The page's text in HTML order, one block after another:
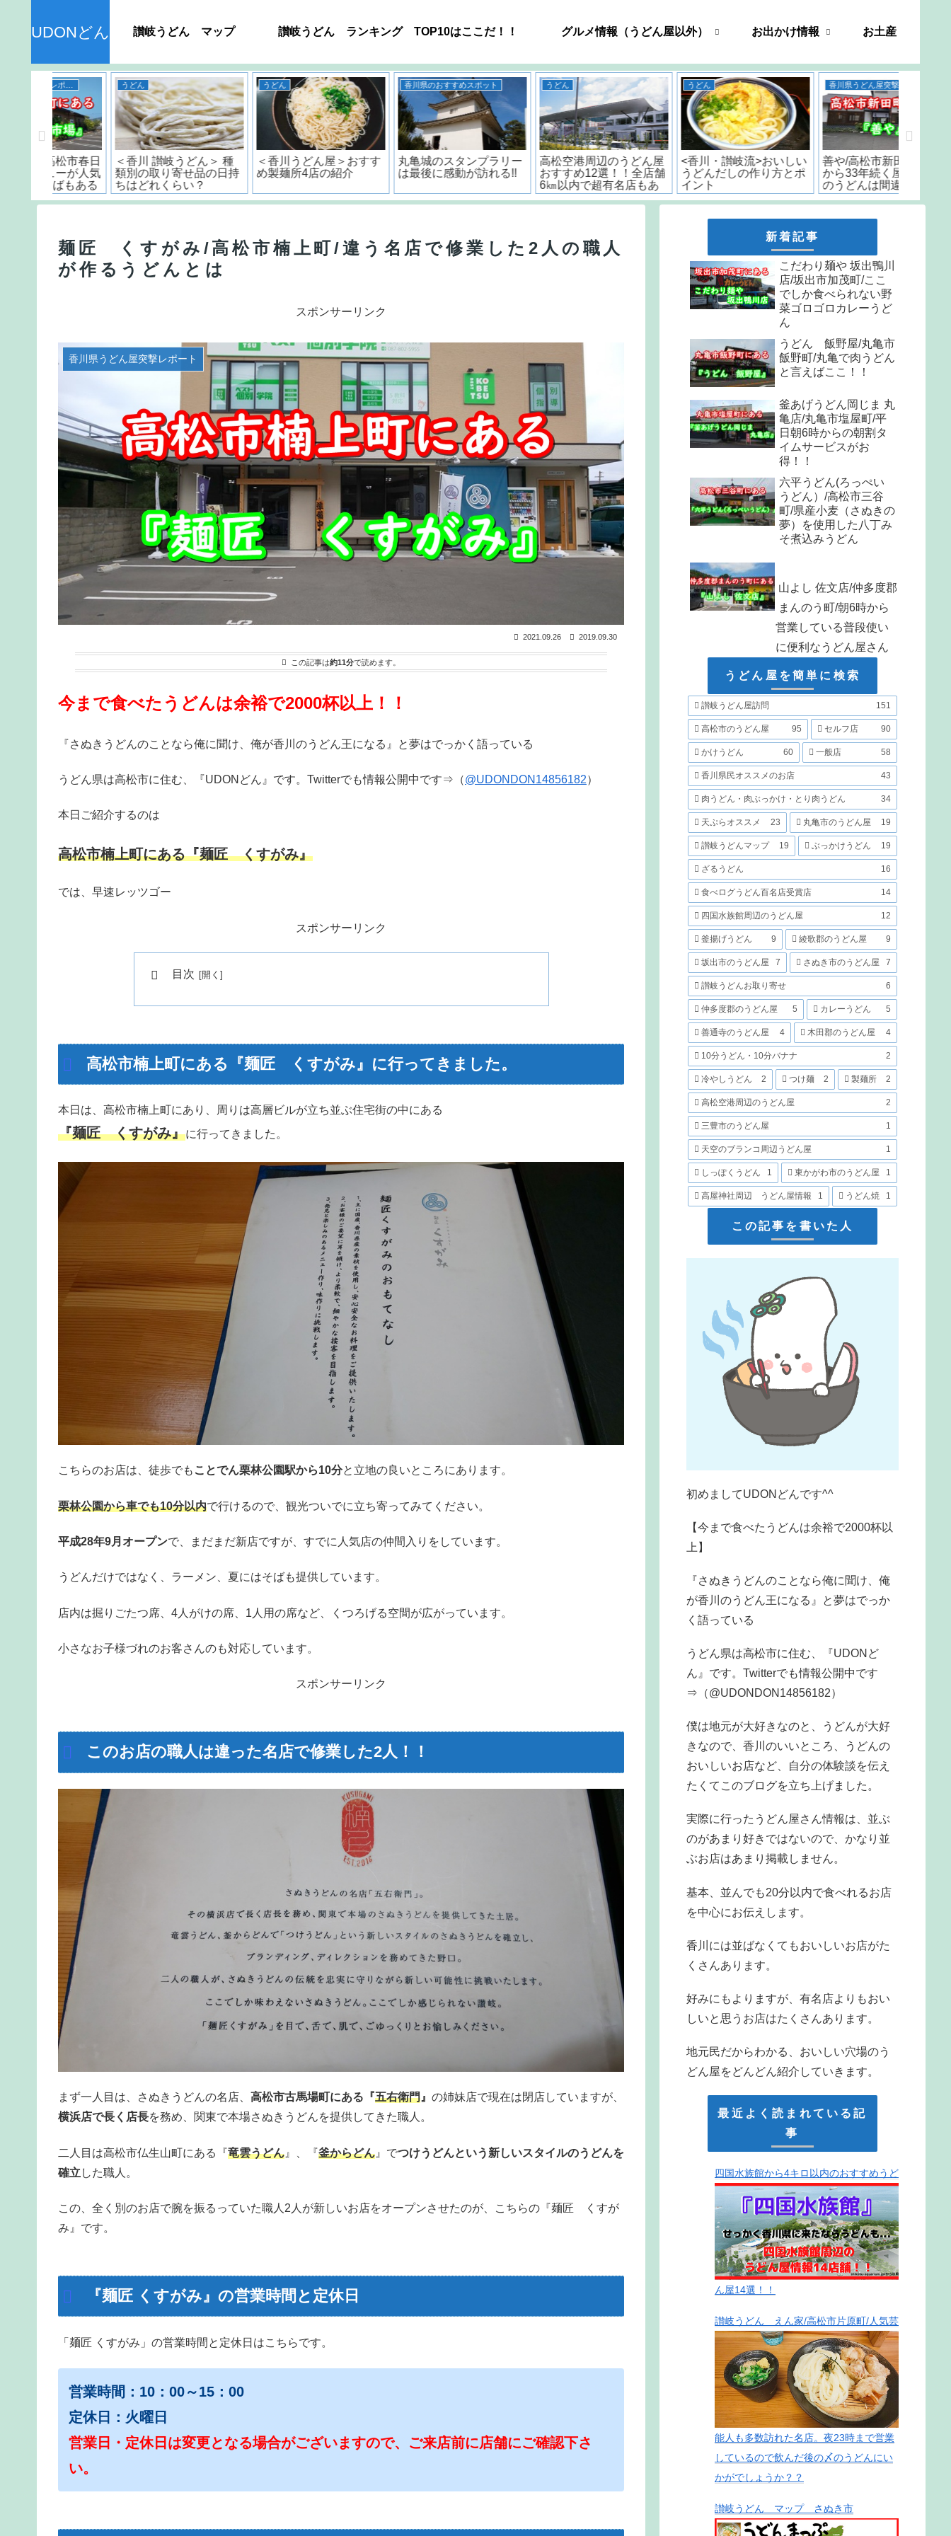
UDONどん 讃岐うどん マップ 讃岐うどん ランキング TOP10はここだ！！ グルメ情報（うどん屋以外） お出かけ情報 お土産
うどん
＜香川うどん屋＞おすす
め製麺所4店の紹介
香川県のおすすめスポット
丸亀城のスタンプラリー
は最後に感動が訪れる!!
うどん
高松空港周辺のうどん屋
おすすめ12選！！全店舗
るよ。
うどん
<香川・讃岐流>おいしい
うどんだしの作り方とポ
香川県うどん屋突撃レポート
善や/高松市新田町/創業
から33年続く屋島の名店
のうどんは間違いない..
うどん
五右衛門 うどん 香川/
「日本一うまいカレーう
どん」と言われた名店の
味をお取り寄せ
天ぷら
麺匠 くすがみ/高松市楠上町/違う名店で修業した2人の職人
が作るうどんとは
スポンサーリンク
香川県うどん屋突撃レポート
2021.09.26 2019.09.30
この記事は約11分で読めます。
今まで食べたうどんは余裕で2000杯以上！！
『さぬきうどんのことなら俺に聞け、俺が香川のうどん王になる』と夢はでっかく語っている
うどん県は高松市に住む、『UDONどん』です。Twitterでも情報公開中です⇒（@UDONDON14856182）
本日ご紹介するのは
高松市楠上町にある『麺匠 くすがみ』
では、早速レッツゴー
スポンサーリンク
目次
高松市楠上町にある『麺匠 くすがみ』に行ってきました。
本日は、高松市楠上町にあり、周りは高層ビルが立ち並ぶ住宅街の中にある
『麺匠 くすがみ』に行ってきました。
こちらのお店は、徒歩でも ことでん栗林公園駅から10分と立地の良いところにあります。
栗林公園から車でも10分以内で行けるので、観光ついでに立ち寄ってみてください。
平成28年9月オープンで、まだまだ新店ですが、すでに人気店の仲間入りをしています。
うどんだけではなく、ラーメン、夏にはそばも提供しています。
店内は掘りごたつ席、4人がけの席、1人用の席など、くつろげる空間が広がっています。
小さなお子様づれのお客さんのも対応しています。
スポンサーリンク
このお店の職人は違った名店で修業した2人！！
まず一人目は、さぬきうどんの名店、 高松市古馬場町にある『五右衛門』 の姉妹店で現在は閉店していますが、
横浜店で長く店長を務め、関東で本場さぬきうどんを提供してきた職人。
二人目は高松市仏生山町にある『竜雲うどん 』、『釜からどん 』でつけうどんという新しいスタイルのうどんを
確立 した職人。
この、全く別のお店で腕を振るっていた職人2人が新しいお店をオープンさせたのが、こちらの『麺匠 くすが
み』です。
『麺匠 くすがみ』の営業時間と定休日
「麺匠 くすがみ」の営業時間と定休日はこちらです。
営業時間：10：00～15：00
定休日：火曜日
営業日・定休日は変更となる場合がございますので、ご来店前に店舗にご確認下さ
い。
新着記事
こだわり麺や 坂出鴨川
店/坂出市加茂町/ここ
でしか食べられない野
菜ゴロゴロカレーうど
ん
うどん 飯野屋/丸亀市
飯野町/丸亀で肉うどん
と言えばここ！！
釜あげうどん岡じま 丸
亀店/丸亀市塩屋町/平
日朝6時からの朝割タ
イムサービスがお
得！！
六平うどん(ろっぺい
うどん）/高松市三谷
町/県産小麦（さぬきの
夢）を使用した八丁み
そ煮込みうどん
山よし 佐文店/仲多度郡
まんのう町/朝6時から
営業している普段使い
に便利なうどん屋さん
うどん屋を簡単に検索
讃岐うどん屋訪問 151
高松市のうどん屋 95 セルフ店 90
かけうどん 60 一般店 58
香川県民オススメのお店 43
肉うどん・肉ぶっかけ・とり肉うどん 34
天ぷらオススメ 23 丸亀市のうどん屋 19
讃岐うどんマップ 19 ぶっかけうどん 19
ざるうどん 16
食べログうどん百名店受賞店 14
四国水族館周辺のうどん屋 12
釜揚げうどん 9 綾歌郡のうどん屋 9
坂出市のうどん屋 7 さぬき市のうどん屋 7
讃岐うどんお取り寄せ 6
仲多度郡のうどん屋 5 カレーうどん 5
善通寺のうどん屋 4 木田郡のうどん屋 4
10分うどん・10分バナナ 2
冷やしうどん 2 つけ麺 2 製麺所 2
高松空港周辺のうどん屋 2
三豊市のうどん屋 1
天空のブランコ周辺うどん屋 1
しっぽくうどん 1 東かがわ市のうどん屋 1
高屋神社周辺 うどん屋情報 1 うどん焼 1
この記事を書いた人
初めましてUDONどんです^^
【今まで食べたうどんは余裕で2000杯以
上】
『さぬきうどんのことなら俺に聞け、俺
が香川のうどん王になる』と夢はでっか
く語っている
うどん県は高松市に住む、『UDONど
ん』です。Twitterでも情報公開中です
⇒（@UDONDON14856182）
僕は地元が大好きなのと、うどんが大好
きなので、香川のいいところ、うどんの
おいしいお店など、自分の体験談を伝え
たくてこのブログを立ち上げました。
実際に行ったうどん屋さん情報は、並ぶ
のがあまり好きではないので、かなり並
ぶお店はあまり掲載しません。
基本、並んでも20分以内で食べれるお店
を中心にお伝えします。
香川には並ばなくてもおいしいお店がた
くさんあります。
好みにもよりますが、有名店よりもおい
しいと思うお店はたくさんあります。
地元民だからわかる、おいしい穴場のう
どん屋をどんどん紹介していきます。
最近よく読まれている記
事
四国水族館から4キロ以内のおすすめうど
ん屋14選！！
讃岐うどん えん家/高松市片原町/人気芸
能人も多数訪れた名店。夜23時まで営業
しているので飲んだ後の〆のうどんにい
かがでしょうか？？
讃岐うどん マップ さぬき市